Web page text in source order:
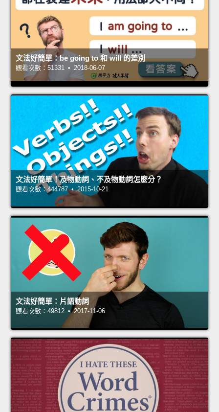
文法好簡單：be going to 和 will 的差別
觀看次數：51331 • 2018-06-07
文法好簡單！及物動詞、不及物動詞怎麼分？
觀看次數：444787 • 2015-10-21
文法好簡單：片語動詞
觀看次數：49812 • 2017-11-06